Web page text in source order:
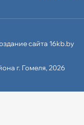
г. Гомеля, 2026
сайта 16kb.by